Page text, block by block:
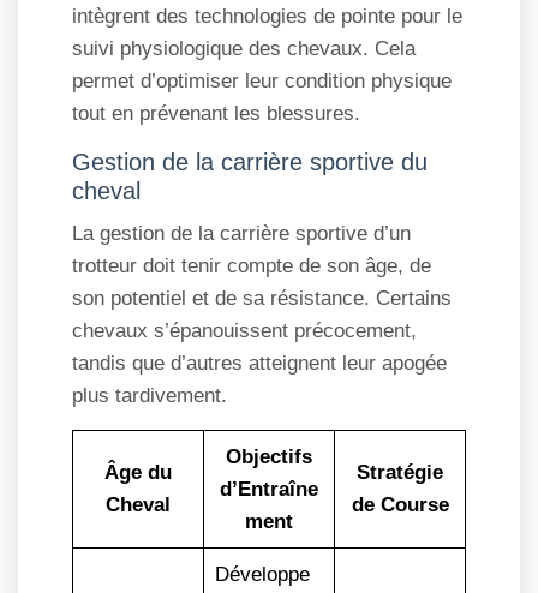
intègrent des technologies de pointe pour le
suivi physiologique des chevaux. Cela
permet d’optimiser leur condition physique
tout en prévenant les blessures.
Gestion de la carrière sportive du
cheval
La gestion de la carrière sportive d’un
trotteur doit tenir compte de son âge, de
son potentiel et de sa résistance. Certains
chevaux s’épanouissent précocement,
tandis que d’autres atteignent leur apogée
plus tardivement.
Âge du
Cheval
Objectifs
d’Entraîne
ment
Stratégie
de Course
Développe